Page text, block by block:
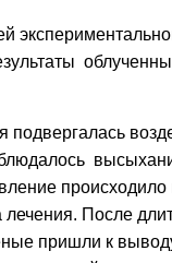
подвергалась
происходило
После
пришли к